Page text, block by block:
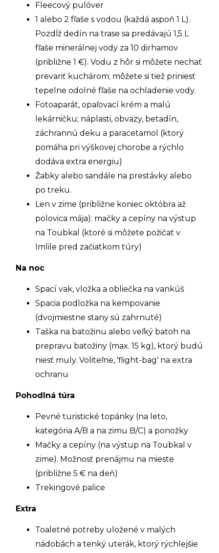
Fleecový pulóver
1 alebo 2 fľaše s vodou (každá aspoň 1 L).
Pozdĺž dedín na trase sa predávajú 1,5 L
fľaše minerálnej vody za 10 dirhamov
(približne 1 €). Vodu z hôr si môžete nechať
prevariť kuchárom; môžete si tiež priniesť
tepelne odolné fľaše na ochladenie vody.
Fotoaparát, opaľovací krém a malú
lekárničku; náplasti, obväzy, betadín,
záchrannú deku a paracetamol (ktorý
pomáha pri výškovej chorobe a rýchlo
dodáva extra energiu)
Žabky alebo sandále na prestávky alebo
po treku.
Len v zime (približne koniec októbra až
polovica mája): mačky a cepíny na výstup
na Toubkal (ktoré si môžete požičať v
Imlile pred začiatkom túry)
Na noc
Spací vak, vložka a obliečka na vankúš
Spacia podložka na kempovanie
(dvojmiestne stany sú zahrnuté)
Taška na batožinu alebo veľký batoh na
prepravu batožiny (max. 15 kg), ktorý budú
niesť muly. Voliteľne, 'flight-bag' na extra
ochranu
Pohodlná túra
Pevné turistické topánky (na leto,
kategória A/B a na zimu B/C) a ponožky
Mačky a cepíny (na výstup na Toubkal v
zime). Možnosť prenájmu na mieste
(približne 5 € na deň)
Trekingové palice
Extra
Toaletné potreby uložené v malých
nádobách a tenký uterák, ktorý rýchlejšie